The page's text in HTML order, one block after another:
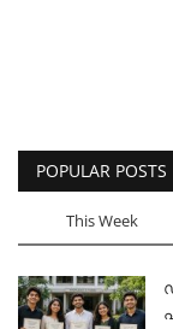
POPULAR POSTS
This Week